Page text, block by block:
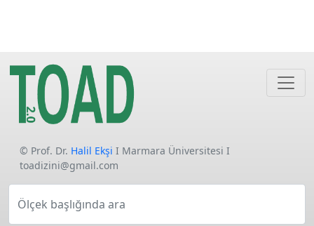
© Prof. Dr. Halil Ekşi I Marmara Üniversitesi I
toadizini@gmail.com
Ölçek başlığında ara